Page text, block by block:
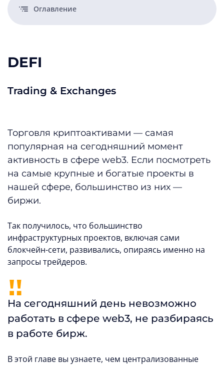
Оглавление
DEFI
Trading & Exchanges
Торговля криптоактивами — самая
популярная на сегодняшний момент
активность в сфере web3. Если посмотреть
на самые крупные и богатые проекты в
нашей сфере, большинство из них —
биржи.
Так получилось, что большинство
инфраструктурных проектов, включая сами
блокчейн-сети, развивались, опираясь именно на
запросы трейдеров.
На сегодняшний день невозможно
работать в сфере web3, не разбираясь
в работе бирж.
В этой главе вы узнаете, чем централизованные